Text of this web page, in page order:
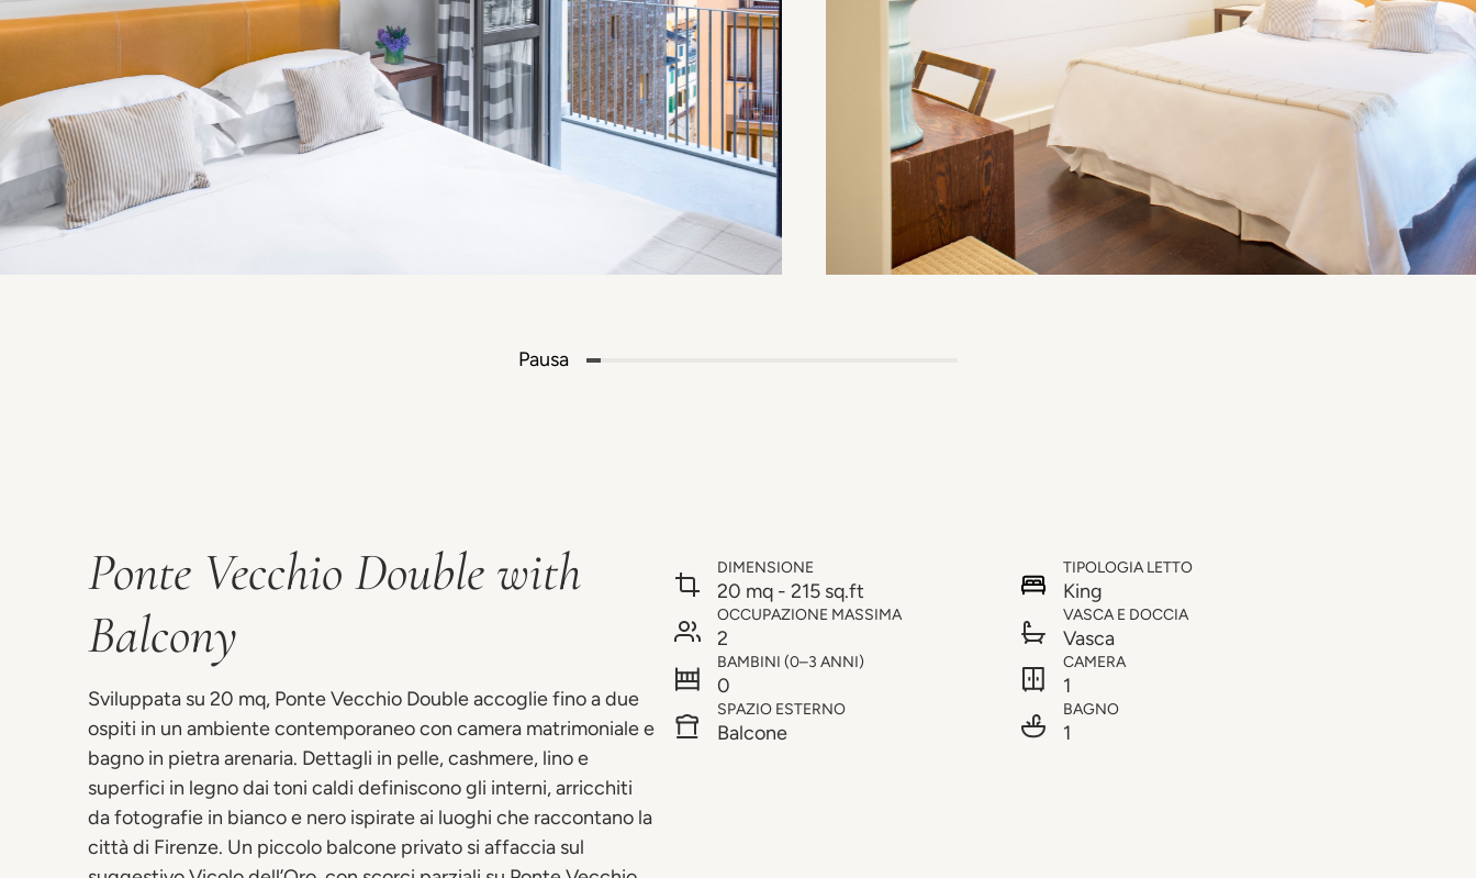
Pausa
Ponte Vecchio Double with
Balcony
Sviluppata su 20 mq, Ponte Vecchio Double accoglie fino a due
ospiti in un ambiente contemporaneo con camera matrimoniale e
bagno in pietra arenaria. Dettagli in pelle, cashmere, lino e
superfici in legno dai toni caldi definiscono gli interni, arricchiti
da fotografie in bianco e nero ispirate ai luoghi che raccontano la
città di Firenze. Un piccolo balcone privato si affaccia sul
DIMENSIONE
20 mq - 215 sq.ft
OCCUPAZIONE MASSIMA
2
BAMBINI (0–3 ANNI)
0
SPAZIO ESTERNO
Balcone
TIPOLOGIA LETTO
King
VASCA E DOCCIA
Vasca
CAMERA
1
BAGNO
1